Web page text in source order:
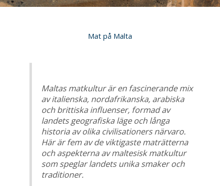
Mat på Malta
Maltas matkultur är en fascinerande mix
av italienska, nordafrikanska, arabiska
och brittiska influenser, formad av
landets geografiska läge och långa
historia av olika civilisationers närvaro.
Här är fem av de viktigaste maträtterna
och aspekterna av maltesisk matkultur
som speglar landets unika smaker och
traditioner.